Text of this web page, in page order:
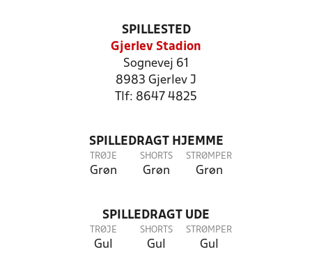
SPILLESTED
Gjerlev Stadion
Sognevej 61
8983 Gjerlev J
Tlf: 8647 4825
SPILLEDRAGT HJEMME
TRØJE
Grøn
SHORTS
Grøn
STRØMPER
Grøn
SPILLEDRAGT UDE
TRØJE
Gul
SHORTS
Gul
STRØMPER
Gul